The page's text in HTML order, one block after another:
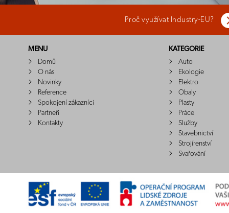
Proč využívat Industry-EU?
MENU
Domů
O nás
Novinky
Reference
Spokojení zákazníci
Partneři
Kontakty
KATEGORIE
Auto
Ekologie
Elektro
Obaly
Plasty
Práce
Služby
Stavebnictví
Strojírenství
Svařování